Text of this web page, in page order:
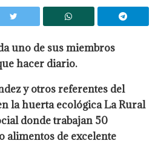
uno de sus miembros
hacer diario.
y otros referentes del
la huerta ecológica La Rural
donde trabajan 50
alimentos de excelente